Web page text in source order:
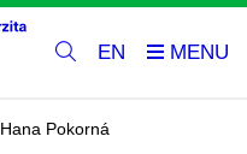
EN
Hana Pokorná